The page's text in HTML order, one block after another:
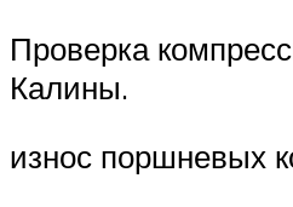
Проверка
Калины.
износ поршневых